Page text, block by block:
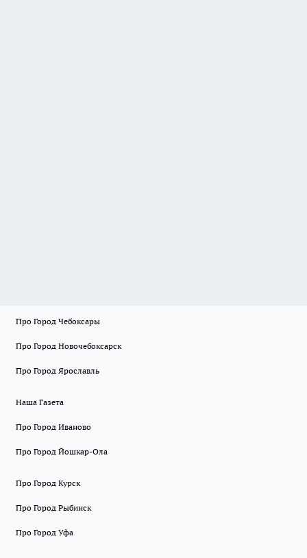
Про Город Чебоксары
Про Город Новочебоксарск
Про Город Ярославль
Наша Газета
Про Город Иваново
Про Город Йошкар-Ола
Про Город Курск
Про Город Рыбинск
Про Город Уфа